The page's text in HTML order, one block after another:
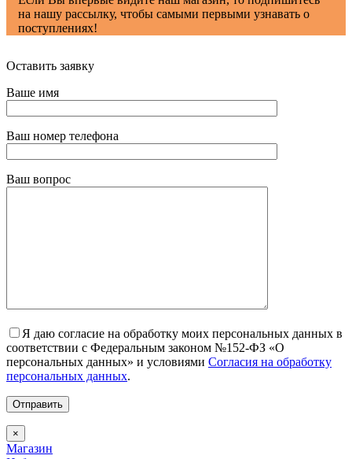
на нашу рассылку, чтобы самыми первыми узнавать о
поступлениях!
Оставить заявку
Ваше имя
Ваш номер телефона
Ваш вопрос
Я даю согласие на обработку моих персональных данных в
соответствии с Федеральным законом №152-ФЗ «О
персональных данных» и условиями Согласия на обработку
персональных данных.
×
Магазин